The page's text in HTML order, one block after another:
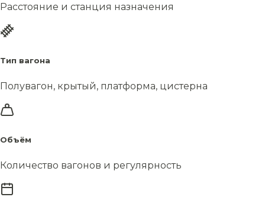
Расстояние и станция назначения
Тип вагона
Полувагон, крытый, платформа, цистерна
Объём
Количество вагонов и регулярность